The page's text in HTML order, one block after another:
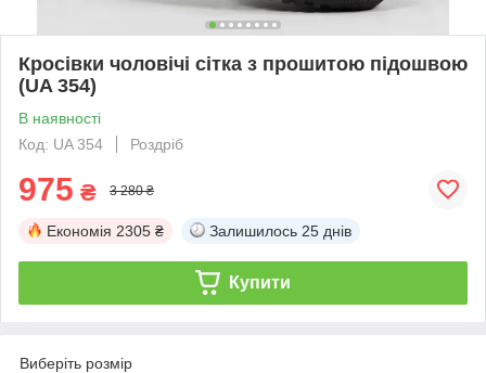
Кросівки чоловічі сітка з прошитою підошвою
(UA 354)
В наявності
Код: UA 354
Роздріб
975 ₴ 3 280 ₴
Економія 2305 ₴ Залишилось 25 днів
Купити
Виберіть розмір